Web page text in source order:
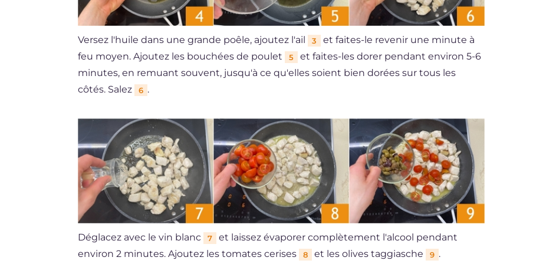
Versez l'huile dans une grande poêle, ajoutez l'ail 3
et faites-le revenir une minute à
feu moyen. Ajoutez les bouchées de poulet
5
et faites-les dorer pendant environ 5-6
minutes, en remuant souvent, jusqu'à ce qu'elles soient bien dorées sur tous les
côtés. Salez
6 .
Déglacez avec le vin blanc 7
et laissez évaporer complètement l'alcool pendant
environ 2 minutes. Ajoutez les tomates cerises
8 et les olives taggiasche 9 .